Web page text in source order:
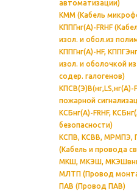
автоматизации)
КММ (Кабель
КППГнг(А)-FRHF
изол. и обол.из
КППГнг(А)-HF,
изол. и оболочкой
содер. галогенов)
КПСВ(Э)В(нг,LS,нг(А)-
пожарной
КСБнг(А)-FRHF,
безопасности)
КСПВ, КСВВ, МРМПЭ,
(Кабель и провода
МКШ, МКЭШ,
МЛТП (Провод
ПАВ (Провод ПАВ)